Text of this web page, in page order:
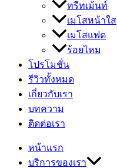
ทรีทเม้นท์
เมโสหน้าใส
เมโสแฟต
ร้อยไหม
โปรโมชั่น
รีวิวทั้งหมด
เกี่ยวกับเรา
บทความ
ติดต่อเรา
หน้าแรก
บริการของเรา